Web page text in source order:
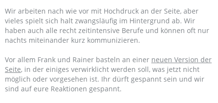
Wir arbeiten nach wie vor mit Hochdruck an der Seite, aber
vieles spielt sich halt zwangsläufig im Hintergrund ab. Wir
haben auch alle recht zeitintensive Berufe und können oft nur
nachts miteinander kurz kommunizieren.
Vor allem Frank und Rainer basteln an einer neuen Version der
Seite, in der einiges verwirklicht werden soll, was jetzt nicht
möglich oder vorgesehen ist. Ihr dürft gespannt sein und wir
sind auf eure Reaktionen gespannt.